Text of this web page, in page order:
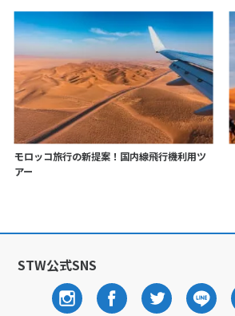
モロッコ旅行の新提案！国内線飛行機利用ツ
アー
STW公式SNS